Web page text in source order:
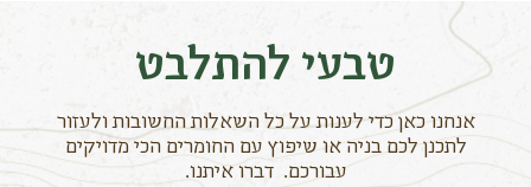
טבעי להתלבט
אנחנו כאן כדי לענות על כל השאלות החשובות ולעזור
לתכנן לכם בניה או שיפוץ עם החומרים הכי מדויקים
עבורכם. דברו איתנו.